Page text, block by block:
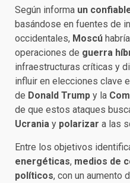
Según informa un
basándose en fuentes de
occidentales, Moscú
operaciones de guerra
infraestructuras críticas y
influir en elecciones clave
de Donald Trump y la
de que estos ataques
Ucrania y polarizar a las
Entre los objetivos
energéticas, medios de
políticos, con un aumento